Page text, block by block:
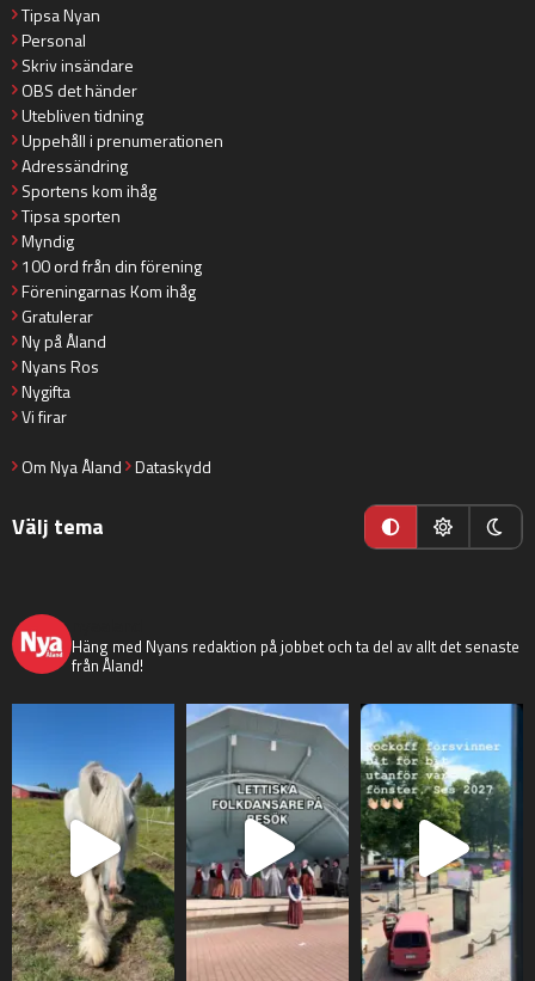
Tipsa Nyan
Personal
Skriv insändare
OBS det händer
Utebliven tidning
Uppehåll i prenumerationen
Adressändring
Sportens kom ihåg
Tipsa sporten
Myndig
100 ord från din förening
Föreningarnas Kom ihåg
Gratulerar
Ny på Åland
Nyans Ros
Nygifta
Vi firar
Om Nya Åland Dataskydd
Välj tema
Häng med Nyans redaktion på jobbet och ta del av allt det senaste
från Åland!